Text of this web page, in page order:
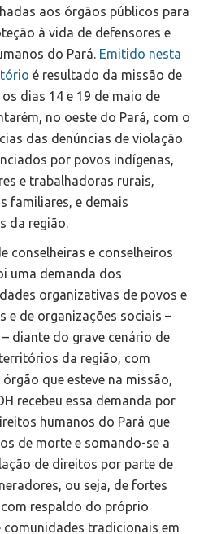
aos órgãos públicos para
à vida de defensores e
do Pará. Emitido nesta
é resultado da missão de
dias 14 e 19 de maio de
no oeste do Pará, com o
das denúncias de violação
por povos indígenas,
e trabalhadoras rurais,
familiares, e demais
da região.
conselheiras e conselheiros
uma demanda dos
organizativas de povos e
e de organizações sociais –
diante do grave cenário de
da região, com
que esteve na missão,
recebeu essa demanda por
humanos do Pará que
de morte e somando-se a
de direitos por parte de
ou seja, de fortes
respaldo do próprio
tradicionais em